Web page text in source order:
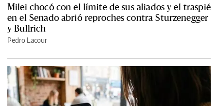
Milei chocó con el límite de sus aliados y el traspié
en el Senado abrió reproches contra Sturzenegger
y Bullrich
Pedro Lacour